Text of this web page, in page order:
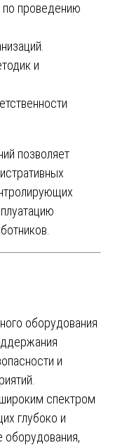
по проведению
и
позволяет
оборудования
и
спектром
глубоко и
оборудования,